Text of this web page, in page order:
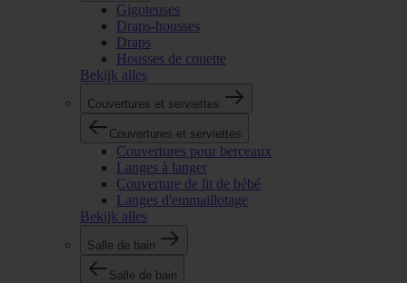
Gigoteuses
Draps-housses
Draps
Housses de couette
Bekijk alles
Couvertures et serviettes
Couvertures et serviettes
Couvertures pour berceaux
Langes à langer
Couverture de lit de bébé
Langes d'emmaillotage
Bekijk alles
Salle de bain
Salle de bain